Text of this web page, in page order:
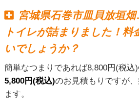
宮城県石巻市皿貝放垣
トイレが詰まりました！料
いでしょうか？
簡単なつまりであれば8,800円(税込)
5,800円(税込)のお見積もりですが
ます。